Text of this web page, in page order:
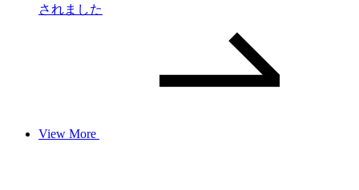
されました
View More